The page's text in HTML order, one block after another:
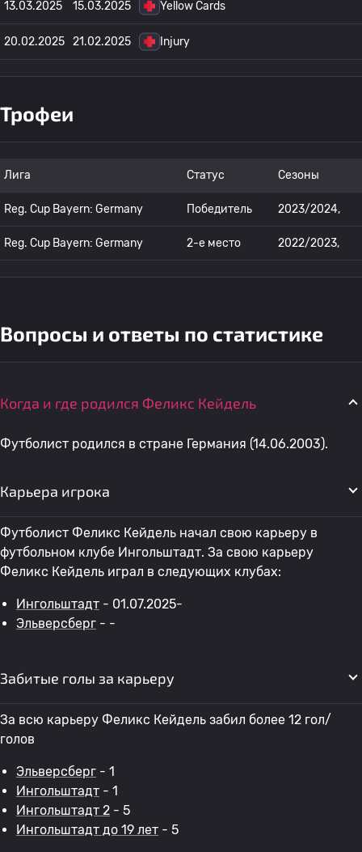
13.03.2025 15.03.2025 Yellow Cards
20.02.2025 21.02.2025 Injury
Трофеи
Лига Статус Сезоны
Reg. Cup Bayern: Germany Победитель 2023/2024,
Reg. Cup Bayern: Germany 2-е место 2022/2023,
Вопросы и ответы по статистике
Когда и где родился Феликс Кейдель
Футболист родился в стране Германия (14.06.2003).
Карьера игрока
Футболист Феликс Кейдель начал свою карьеру в
футбольном клубе Ингольштадт. За свою карьеру
Феликс Кейдель играл в следующих клубах:
Ингольштадт - 01.07.2025-
Эльверсберг - -
Забитые голы за карьеру
За всю карьеру Феликс Кейдель забил более 12 гол/
голов
Эльверсберг - 1
Ингольштадт - 1
Ингольштадт 2 - 5
Ингольштадт до 19 лет - 5